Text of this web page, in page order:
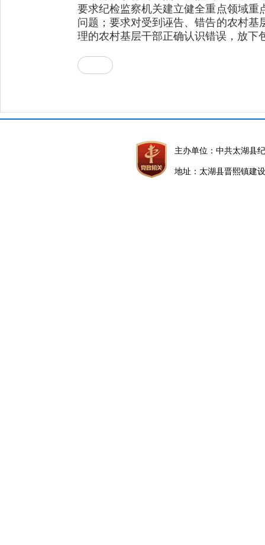
要求纪检监察机关建立健全重点领域
问题；要求对受到诬告、错告的农村
理的农村基层干部正确认识错误，放下
主办单位：中共太湖县
地址：太湖县晋熙镇建